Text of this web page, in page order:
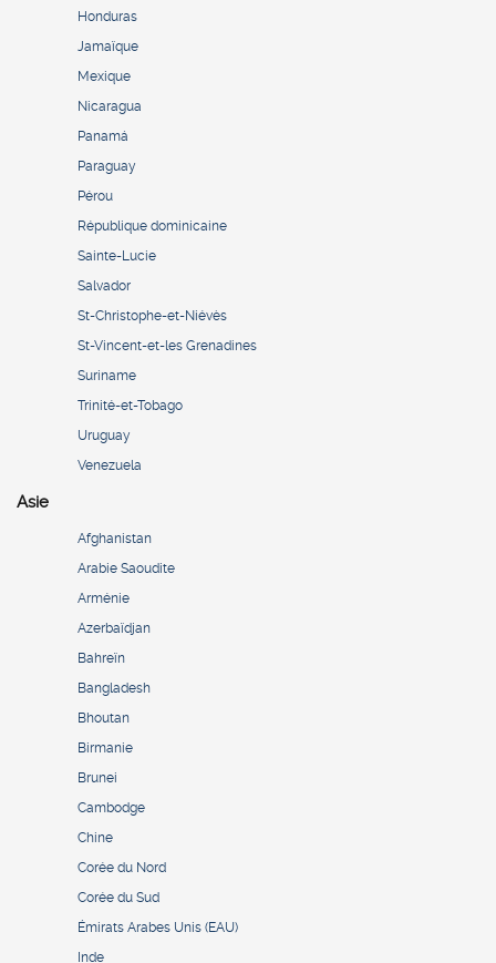
Honduras
Jamaïque
Mexique
Nicaragua
Panamá
Paraguay
Pérou
République dominicaine
Sainte-Lucie
Salvador
St-Christophe-et-Niévès
St-Vincent-et-les Grenadines
Suriname
Trinité-et-Tobago
Uruguay
Venezuela
Asie
Afghanistan
Arabie Saoudite
Arménie
Azerbaïdjan
Bahreïn
Bangladesh
Bhoutan
Birmanie
Brunei
Cambodge
Chine
Corée du Nord
Corée du Sud
Émirats Arabes Unis (EAU)
Inde